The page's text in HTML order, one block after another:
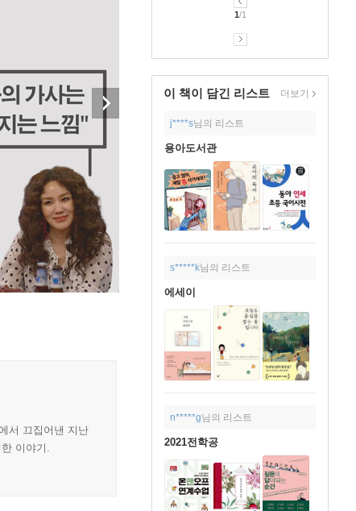
1/1
이 책이 담긴 리스트 더보기
j****s님의 리스트
용아도서관
s*****k님의 리스트
에세이
n*****g님의 리스트
2021전학공
서 끄집어낸 지난
이야기.